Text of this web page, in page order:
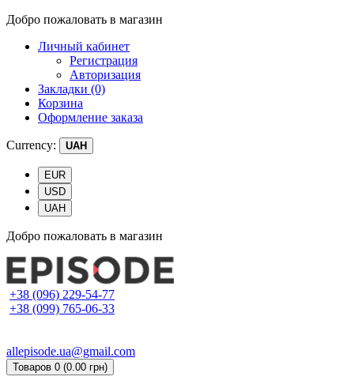
Добро пожаловать в магазин
Личный кабинет
Регистрация
Авторизация
Закладки (0)
Корзина
Оформление заказа
Currency: UAH
EUR
USD
UAH
Добро пожаловать в магазин
+38 (096) 229-54-77
+38 (099) 765-06-33
allepisode.ua@gmail.com
Товаров 0 (0.00 грн)